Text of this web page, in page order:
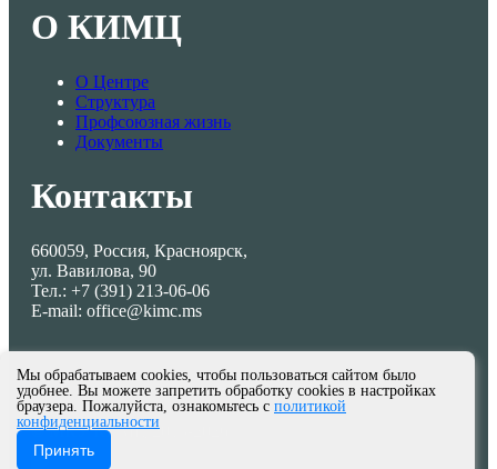
О КИМЦ
О Центре
Структура
Профсоюзная жизнь
Документы
Контакты
660059, Россия, Красноярск,
ул. Вавилова, 90
Тел.: +7 (391) 213-06-06
E-mail: office@kimc.ms
© МКУ КИМЦ 2013-2026
Мы обрабатываем cookies, чтобы пользоваться сайтом было
удобнее. Вы можете запретить обработку cookies в настройках
браузера. Пожалуйста, ознакомьтесь с политикой
конфиденциальности
Принять